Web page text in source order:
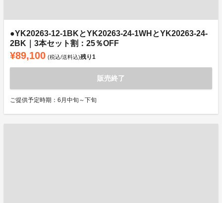
●YK20263-12-1BKとYK20263-24-1WHとYK20263-24-
2BK｜3本セット割：25％OFF
¥89,100 (税込/送料込)残り1
販売終了
ご提供予定時期：6月中旬～下旬